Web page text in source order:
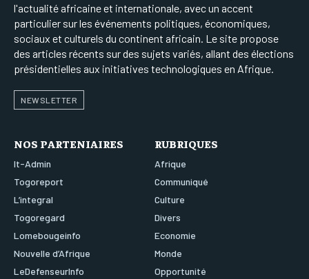
l'actualité africaine et internationale, avec un accent
particulier sur les événements politiques, économiques,
sociaux et culturels du continent africain. Le site propose
des articles récents sur des sujets variés, allant des élections
présidentielles aux initiatives technologiques en Afrique.
NEWSLETTER
NOS PARTENIAIRES
It-Admin
Togoreport
L’integral
Togoregard
Lomebougeinfo
Nouvelle d’Afrique
LeDefenseurInfo
RUBRIQUES
Afrique
Communiqué
Culture
Divers
Economie
Monde
Opportunité